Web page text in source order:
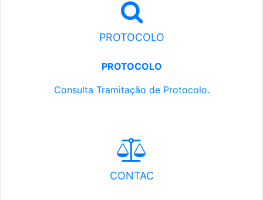
PROTOCOLO
PROTOCOLO
Consulta Tramitação de Protocolo.
CONTAC